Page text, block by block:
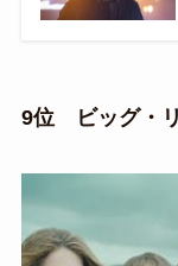
9位 ビッグ・リ